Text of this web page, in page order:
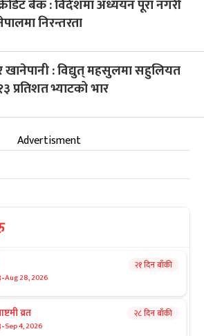
बैंक : विदेशमा अध्ययन पूरा नगरी
निरन्तरता
खानेपानी : विद्युत् महसुलमा सहुलियत
प्रतिशत भ्याटको भार
Advertisment
-Aug 28, 2026
२१ दिन बाँकी
व्रत
-Sep 4, 2026
२८ दिन बाँकी